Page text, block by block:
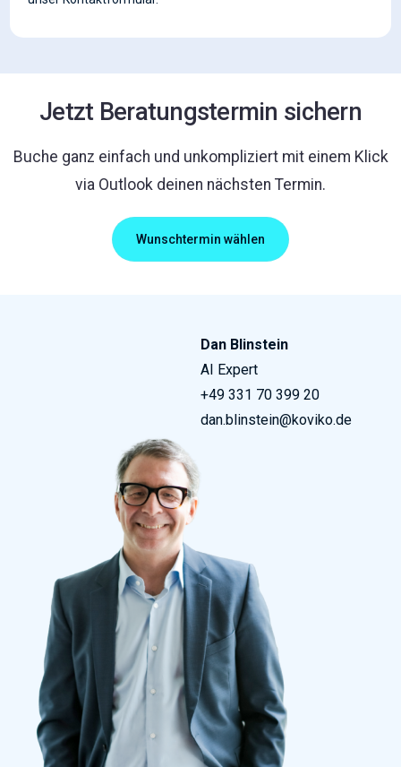
Jetzt Beratungstermin sichern
Buche ganz einfach und unkompliziert mit einem Klick
via Outlook deinen nächsten Termin.
Wunschtermin wählen
Dan Blinstein
AI Expert
+49 331 70 399 20
dan.blinstein@koviko.de